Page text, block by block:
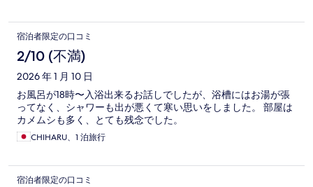
宿泊者限定の口コミ
2/10 (不満)
2026 年 1 月 10 日
お風呂が18時〜入浴出来るお話しでしたが、浴槽にはお湯が張
ってなく、シャワーも出が悪くて寒い思いをしました。 部屋は
カメムシも多く、とても残念でした。
CHIHARU、1 泊旅行
宿泊者限定の口コミ